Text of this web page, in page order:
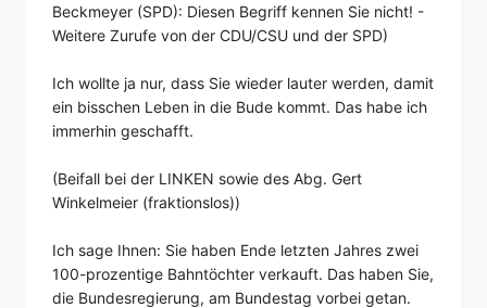
Beckmeyer (SPD): Diesen Begriff kennen Sie nicht! -
Weitere Zurufe von der CDU/CSU und der SPD)
Ich wollte ja nur, dass Sie wieder lauter werden, damit
ein bisschen Leben in die Bude kommt. Das habe ich
immerhin geschafft.
(Beifall bei der LINKEN sowie des Abg. Gert
Winkelmeier (fraktionslos))
Ich sage Ihnen: Sie haben Ende letzten Jahres zwei
100-prozentige Bahntöchter verkauft. Das haben Sie,
die Bundesregierung, am Bundestag vorbei getan.